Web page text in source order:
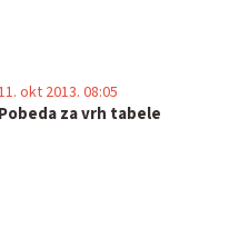
Pobeda za vrh tabele
okt 2013. 08:05